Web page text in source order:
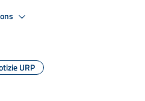
URP